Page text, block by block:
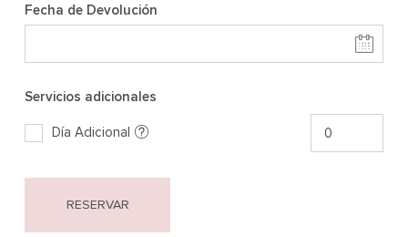
Fecha de Devolución
Servicios adicionales
Día Adicional
RESERVAR